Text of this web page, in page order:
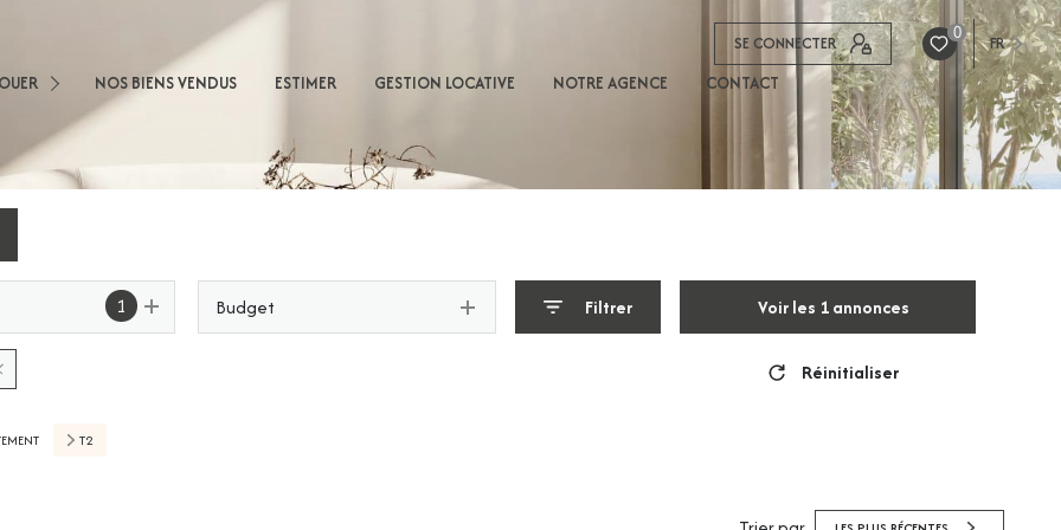
SE CONNECTER 0 FR
Professionnel
NOS BIENS VENDUS ESTIMER GESTION LOCATIVE NOTRE AGENCE CONTACT
1 Budget Filtrer Voir les 1annonces
Réinitialiser
T2